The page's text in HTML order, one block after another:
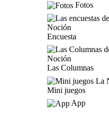
Fotos
Encuesta
Las Columnas
Mini juegos
App